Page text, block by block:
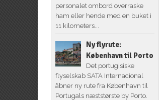
personalet ombord overraske
ham eller hende med en buket i
11 kilometers...
Ny flyrute:
København til Porto
Det portugisiske
flyselskab SATA Internacional
åbner ny rute fra København til
Portugals næststørste by Porto.